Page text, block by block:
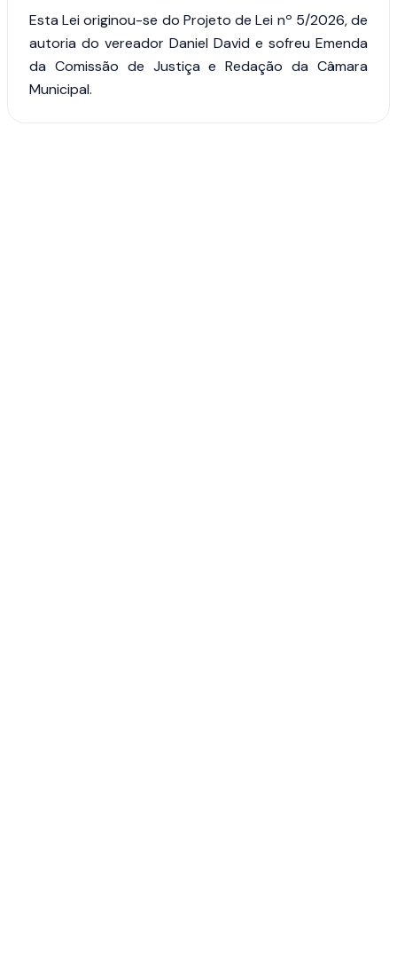
Esta Lei originou-se do Projeto de Lei nº 5/2026, de
autoria do vereador Daniel David e sofreu Emenda
da Comissão de Justiça e Redação da Câmara
Municipal.